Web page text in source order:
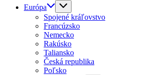
Európa
Spojené kráľovstvo
Francúzsko
Nemecko
Rakúsko
Taliansko
Česká republika
Poľsko